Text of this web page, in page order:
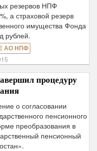
резервов НПФ
а страховой резерв
имущества Фонда
рублей.
АО НПФ
процедуру
о согласовании
пенсионного
преобразования в
пенсионный